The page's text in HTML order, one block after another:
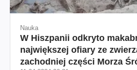
Nauka
W Hiszpanii odkryto
największej ofiary ze
zachodniej części Morza